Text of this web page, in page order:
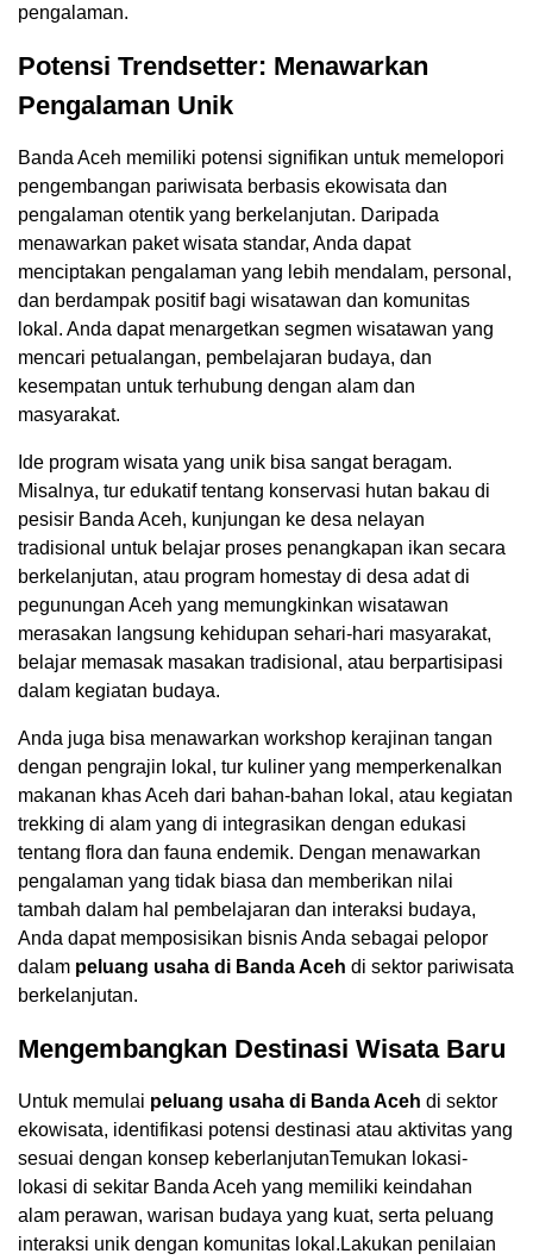
pengalaman.
Potensi Trendsetter: Menawarkan
Pengalaman Unik
Banda Aceh memiliki potensi signifikan untuk memelopori
pengembangan pariwisata berbasis ekowisata dan
pengalaman otentik yang berkelanjutan. Daripada
menawarkan paket wisata standar, Anda dapat
menciptakan pengalaman yang lebih mendalam, personal,
dan berdampak positif bagi wisatawan dan komunitas
lokal. Anda dapat menargetkan segmen wisatawan yang
mencari petualangan, pembelajaran budaya, dan
kesempatan untuk terhubung dengan alam dan
masyarakat.
Ide program wisata yang unik bisa sangat beragam.
Misalnya, tur edukatif tentang konservasi hutan bakau di
pesisir Banda Aceh, kunjungan ke desa nelayan
tradisional untuk belajar proses penangkapan ikan secara
berkelanjutan, atau program homestay di desa adat di
pegunungan Aceh yang memungkinkan wisatawan
merasakan langsung kehidupan sehari-hari masyarakat,
belajar memasak masakan tradisional, atau berpartisipasi
dalam kegiatan budaya.
Anda juga bisa menawarkan workshop kerajinan tangan
dengan pengrajin lokal, tur kuliner yang memperkenalkan
makanan khas Aceh dari bahan-bahan lokal, atau kegiatan
trekking di alam yang di integrasikan dengan edukasi
tentang flora dan fauna endemik. Dengan menawarkan
pengalaman yang tidak biasa dan memberikan nilai
tambah dalam hal pembelajaran dan interaksi budaya,
Anda dapat memposisikan bisnis Anda sebagai pelopor
dalam peluang usaha di Banda Aceh di sektor pariwisata
berkelanjutan.
Mengembangkan Destinasi Wisata Baru
Untuk memulai peluang usaha di Banda Aceh di sektor
ekowisata, identifikasi potensi destinasi atau aktivitas yang
sesuai dengan konsep keberlanjutanTemukan lokasi-
lokasi di sekitar Banda Aceh yang memiliki keindahan
alam perawan, warisan budaya yang kuat, serta peluang
interaksi unik dengan komunitas lokal.Lakukan penilaian